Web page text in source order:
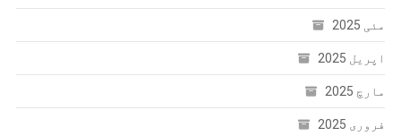
مئی 2025
اپریل 2025
مارچ 2025
فروری 2025